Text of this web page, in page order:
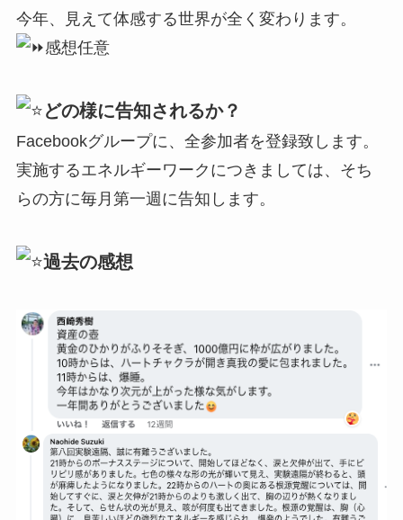
今年、見えて体感する世界が全く変わります。
感想任意
どの様に告知されるか？
Facebookグループに、全参加者を登録致します。
実施するエネルギーワークにつきましては、そち
らの方に毎月第一週に告知します。
過去の感想